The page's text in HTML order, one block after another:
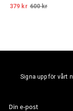
379 kr 600 kr
Signa upp för vårt